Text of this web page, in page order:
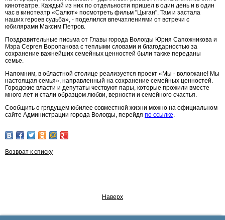
кинотеатре. Каждый из них по отдельности пришел в один день и в один
час в кинотеатр «Салют» посмотреть фильм "Цыган". Там и застала
наших героев судьба», - поделился впечатлениями от встречи с
юбилярами Максим Петров.
Поздравительные письма от Главы города Вологды Юрия Сапожникова и
Мэра Сергея Воропанова с теплыми словами и благодарностью за
сохранение важнейших семейных ценностей были также переданы
семье.
Напомним, в областной столице реализуется проект «Мы - вологжане! Мы
настоящая семья», направленный на сохранение семейных ценностей.
Городские власти и депутаты чествуют пары, которые прожили вместе
много лет и стали образцом любви, верности и семейного счастья.
Сообщить о грядущем юбилее совместной жизни можно на официальном
сайте Администрации города Вологды, перейдя по ссылке.
Возврат к списку
Наверх